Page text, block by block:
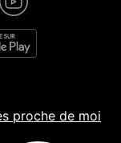
proche de moi